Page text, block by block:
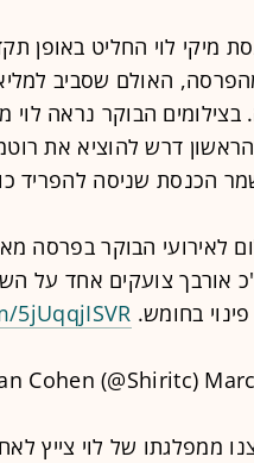
מיקי לוי החליט באופן
האולם שסביב
בצילומים הבוקר נראה
דרש להוציא את
הכנסת שניסה להפריד
לאירועי הבוקר בפרסה
אורבך צועקים אחד על
בחומש. 5jUqqjISVR
ממפלגתו של לוי צייץ